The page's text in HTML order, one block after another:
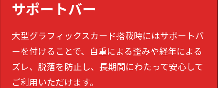
サポートバー
大型グラフィックスカード搭載時にはサポートバ
ーを付けることで、
自重による歪みや経年による
ズレ、脱落を防止し、長期間にわたって安心して
ご利用いただけます。